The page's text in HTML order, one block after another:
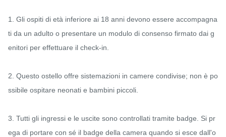
1. Gli ospiti di età inferiore ai 18 anni devono essere accompagna
ti da un adulto o presentare un modulo di consenso firmato dai g
enitori per effettuare il check-in.
2. Questo ostello offre sistemazioni in camere condivise; non è po
ssibile ospitare neonati e bambini piccoli.
3. Tutti gli ingressi e le uscite sono controllati tramite badge. Si pr
ega di portare con sé il badge della camera quando si esce dall'o